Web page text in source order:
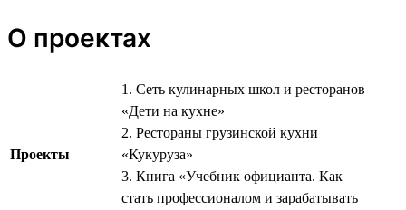
О проектах
Проекты
1. Сеть кулинарных школ и ресторанов
«Дети на кухне»
2. Рестораны грузинской кухни
«Кукуруза»
3. Книга «Учебник официанта. Как
стать профессионалом и зарабатывать